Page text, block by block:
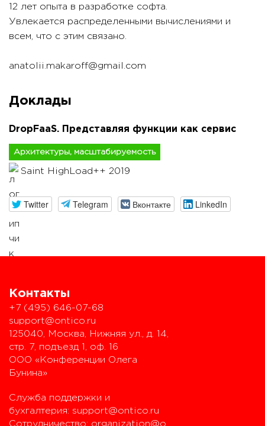
12 лет опыта в разработке софта.
Увлекается распределенными вычислениями и
всем, что с этим связано.
anatolii.makaroff@gmail.com
Доклады
DropFaaS. Представляя функции как сервис
Архитектуры, масштабируемость
Saint HighLoad++ 2019
Twitter Telegram Вконтакте LinkedIn
Контакты
+7 (495) 646-07-68
support@ontico.ru
125040, Москва, Нижняя ул., д. 14,
стр. 7, подъезд 1, оф. 16
ООО «Конференции Олега
Бунина»
Служба поддержки и
бухгалтерия: support@ontico.ru
Сотрудничество: organization@o